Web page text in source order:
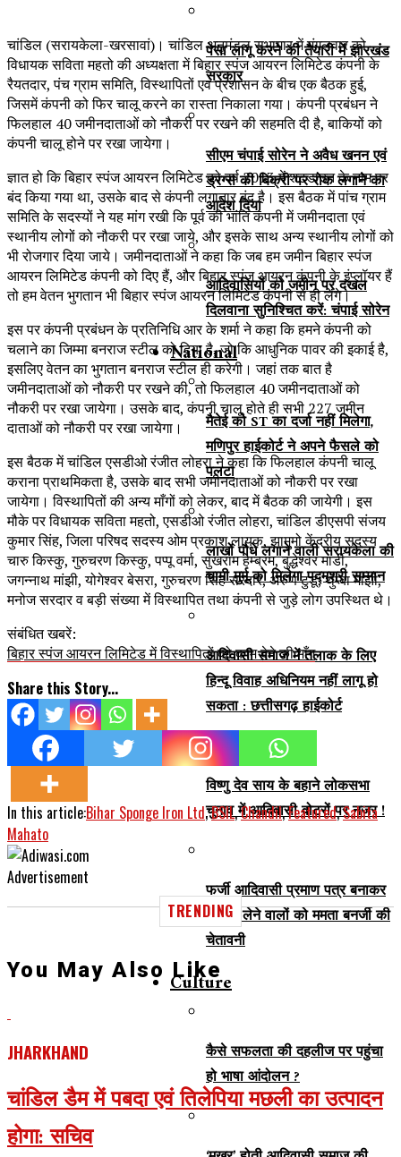
पेसा लागू करने की तैयारी में झारखंड
सरकार
सीएम चंपाई सोरेन ने अवैध खनन एवं
ड्रग्स की बिक्री पर रोक लगाने का
आदेश दिया
आदिवासियों को जमीन पर दखल
दिलवाना सुनिश्चित करें: चंपाई सोरेन
National
मैतेई को ST का दर्जा नहीं मिलेगा,
मणिपुर हाईकोर्ट ने अपने फैसले को
पलटा
लाखों पौधे लगाने वाली सरायकेला की
चामी मुर्मू को मिलेगा पद्मश्री सम्मान
आदिवासी समाज में तलाक के लिए
हिन्दू विवाह अधिनियम नहीं लागू हो
सकता : छत्तीसगढ़ हाईकोर्ट
विष्णु देव साय के बहाने लोकसभा
चुनाव में आदिवासी वोटरों पर नजर !
फर्जी आदिवासी प्रमाण पत्र बनाकर
नौकरी लेने वालों को ममता बनर्जी की
चेतावनी
Culture
कैसे सफलता की दहलीज पर पहुंचा
हो भाषा आंदोलन ?
चांडिल (सरायकेला-खरसावां)। चांडिल अनुमंडल सभागार में मंगलवार को
विधायक सविता महतो की अध्यक्षता में बिहार स्पंज आयरन लिमिटेड कंपनी के
रैयतदार, पंच ग्राम समिति, विस्थापितों एवं प्रशासन के बीच एक बैठक हुई,
जिसमें कंपनी को फिर चालू करने का रास्ता निकाला गया। कंपनी प्रबंधन ने
फिलहाल 40 जमीनदाताओं को नौकरी पर रखने की सहमति दी है, बाकियों को
कंपनी चालू होने पर रखा जायेगा।
ज्ञात हो कि बिहार स्पंज आयरन लिमिटेड को वर्ष 2013 में शटडाउन के नाम पर
बंद किया गया था, उसके बाद से कंपनी लगातार बंद है। इस बैठक में पांच ग्राम
समिति के सदस्यों ने यह मांग रखी कि पूर्व की भांति कंपनी में जमीनदाता एवं
स्थानीय लोगों को नौकरी पर रखा जाये, और इसके साथ अन्य स्थानीय लोगों को
भी रोजगार दिया जाये। जमीनदाताओं ने कहा कि जब हम जमीन बिहार स्पंज
आयरन लिमिटेड कंपनी को दिए हैं, और बिहार स्पंज आयरन कंपनी के इंप्लॉयर हैं
तो हम वेतन भुगतान भी बिहार स्पंज आयरन लिमिटेड कंपनी से ही लेंगे।
इस पर कंपनी प्रबंधन के प्रतिनिधि आर के शर्मा ने कहा कि हमने कंपनी को
चलाने का जिम्मा बनराज स्टील को दिया है, जो कि आधुनिक पावर की इकाई है,
इसलिए वेतन का भुगतान बनराज स्टील ही करेगी। जहां तक बात है
जमीनदाताओं को नौकरी पर रखने की, तो फिलहाल 40 जमीनदाताओं को
नौकरी पर रखा जायेगा। उसके बाद, कंपनी चालू होते ही सभी 227 जमीन
दाताओं को नौकरी पर रखा जायेगा।
इस बैठक में चांडिल एसडीओ रंजीत लोहरा ने कहा कि फिलहाल कंपनी चालू
कराना प्राथमिकता है, उसके बाद सभी जमीनदाताओं को नौकरी पर रखा
जायेगा। विस्थापितों की अन्य माँगों को लेकर, बाद में बैठक की जायेगी। इस
मौके पर विधायक सविता महतो, एसडीओ रंजीत लोहरा, चांडिल डीएसपी संजय
कुमार सिंह, जिला परिषद सदस्य ओम प्रकाश लायक, झामुमो केंद्रीय सदस्य
चारु किस्कु, गुरुचरण किस्कु, पप्पू वर्मा, सुखराम हेम्ब्रम, बुद्धेश्वर मार्डी,
जगन्नाथ मांझी, योगेश्वर बेसरा, गुरुचरण सिंह सरदार, अरुण टुडू, थुम्बा मांझी,
मनोज सरदार व बड़ी संख्या में विस्थापित तथा कंपनी से जुड़े लोग उपस्थित थे।
संबंधित खबरें:
बिहार स्पंज आयरन लिमिटेड में विस्थापितों को काम देने की माँग
Share this Story...
In this article:Bihar Sponge Iron Ltd,BSIL,Chandil,Featured,Sabita
Mahato
Advertisement
TRENDING
You May Also Like
JHARKHAND
चांडिल डैम में पबदा एवं तिलेपिया मछली का उत्पादन
होगा: सचिव